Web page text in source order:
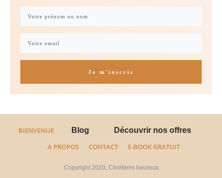
Je m'inscris
BIENVENUE Blog Découvrir nos offres
A PROPOS CONTACT E-BOOK GRATUIT
Copyright 2020, Chrétiens heureux